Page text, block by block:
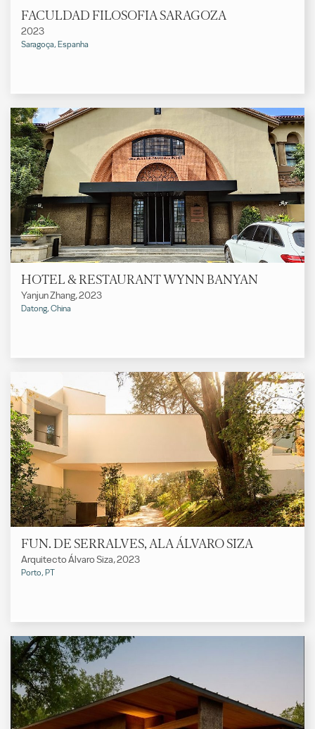
FACULDAD FILOSOFIA SARAGOZA
2023
Saragoça, Espanha
HOTEL & RESTAURANT WYNN BANYAN
Yanjun Zhang, 2023
Datong, China
FUN. DE SERRALVES, ALA ÁLVARO SIZA
Arquitecto Álvaro Siza, 2023
Porto, PT